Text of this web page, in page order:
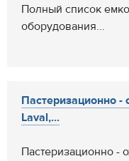
Полный список
оборудования...
Пастеризационно -
Laval,...
Пастеризационно -